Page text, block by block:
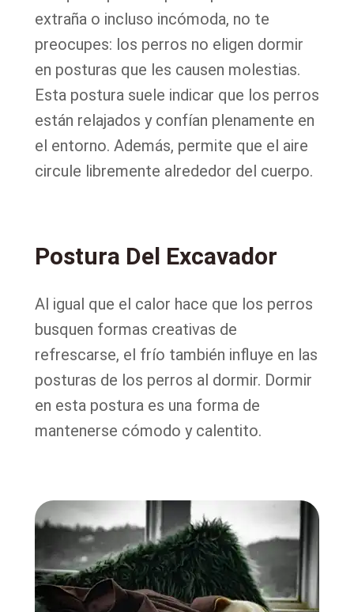
extraña o incluso incómoda, no te
preocupes: los perros no eligen dormir
en posturas que les causen molestias.
Esta postura suele indicar que los perros
están relajados y confían plenamente en
el entorno. Además, permite que el aire
circule libremente alrededor del cuerpo.
Postura Del Excavador
Al igual que el calor hace que los perros
busquen formas creativas de
refrescarse, el frío también influye en las
posturas de los perros al dormir. Dormir
en esta postura es una forma de
mantenerse cómodo y calentito.